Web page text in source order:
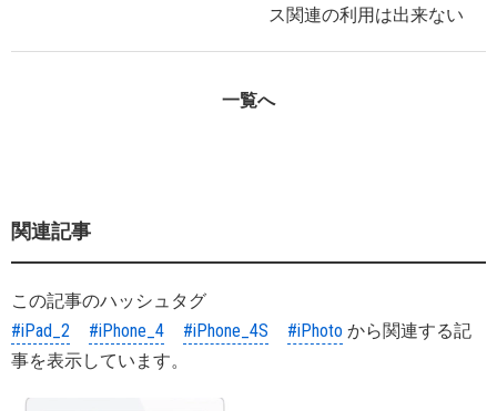
ス関連の利用は出来ない
一覧へ
関連記事
この記事のハッシュタグ
#iPad_2
#iPhone_4 #iPhone_4S #iPhoto から関連する記
事を表示しています。